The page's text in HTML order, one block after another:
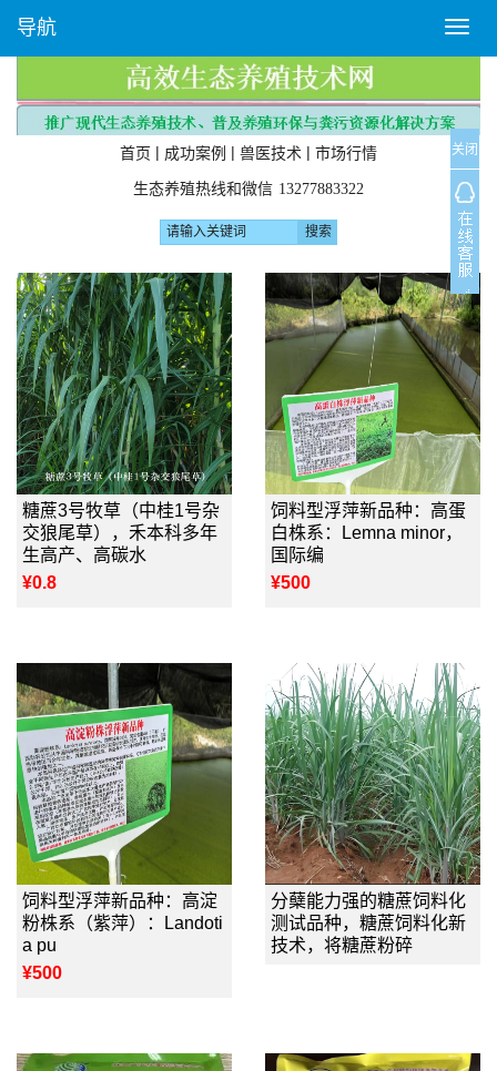
T
o
g
l
e
n
a
v
i
g
a
t
i
o
n
导航
首页 | 成功案例 | 兽医技术 | 市场行情
生态养殖热线和微信 13277883322
糖蔗3号牧草（中桂1号杂
交狼尾草），禾本科多年
生高产、高碳水
¥0.8
饲料型浮萍新品种：高蛋
白株系：Lemna minor，
国际编
¥500
饲料型浮萍新品种：高淀
粉株系（紫萍）：Landoti
a pu
¥500
分蘖能力强的糖蔗饲料化
测试品种，糖蔗饲料化新
技术，将糖蔗粉碎
关闭